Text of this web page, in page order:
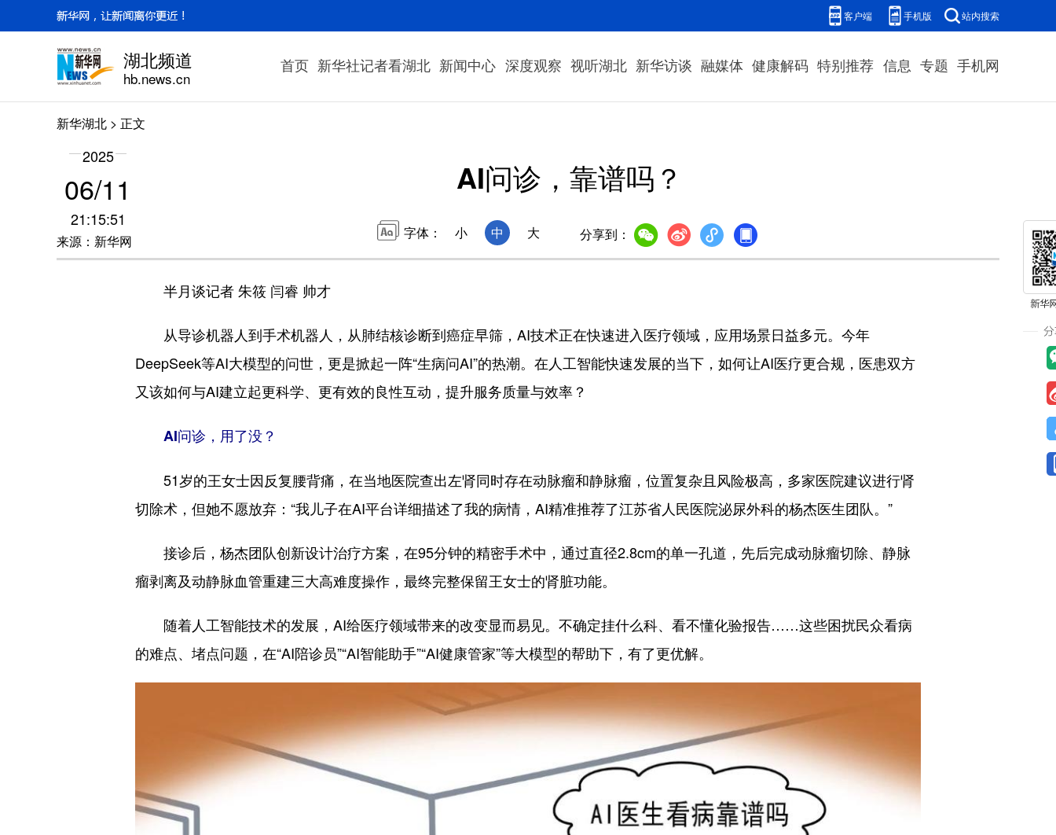
客户端 手机版 站内搜索
湖北频道
hb.news.cn
首页 新华社记者看湖北 新闻中心 深度观察 视听湖北 新华访谈 融媒体 健康解码 特别推荐 信息 专题 手机网
新华湖北 > 正文
2025
06/11
21:15:51
来源：新华网
AI问诊，靠谱吗？
字体： 小 中 大 分享到：
半月谈记者 朱筱 闫睿 帅才
从导诊机器人到手术机器人，从肺结核诊断到癌症早筛，AI技术正在快速进入医疗领域，应用场景日益多元。今年
DeepSeek等AI大模型的问世，更是掀起一阵“生病问AI”的热潮。在人工智能快速发展的当下，如何让AI医疗更合规，医患双方
又该如何与AI建立起更科学、更有效的良性互动，提升服务质量与效率？
AI问诊，用了没？
51岁的王女士因反复腰背痛，在当地医院查出左肾同时存在动脉瘤和静脉瘤，位置复杂且风险极高，多家医院建议进行肾
切除术，但她不愿放弃：“我儿子在AI平台详细描述了我的病情，AI精准推荐了江苏省人民医院泌尿外科的杨杰医生团队。”
接诊后，杨杰团队创新设计治疗方案，在95分钟的精密手术中，通过直径2.8cm的单一孔道，先后完成动脉瘤切除、静脉
瘤剥离及动静脉血管重建三大高难度操作，最终完整保留王女士的肾脏功能。
随着人工智能技术的发展，AI给医疗领域带来的改变显而易见。不确定挂什么科、看不懂化验报告……这些困扰民众看病
的难点、堵点问题，在“AI陪诊员”“AI智能助手”“AI健康管家”等大模型的帮助下，有了更优解。